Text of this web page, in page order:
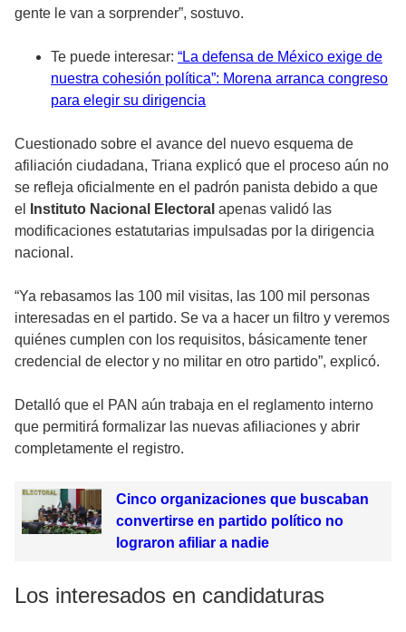
gente le van a sorprender”, sostuvo.
Te puede interesar: “La defensa de México exige de
nuestra cohesión política”: Morena arranca congreso
para elegir su dirigencia
Cuestionado sobre el avance del nuevo esquema de
afiliación ciudadana, Triana explicó que el proceso aún no
se refleja oficialmente en el padrón panista debido a que
el
Instituto Nacional Electoral apenas validó las
modificaciones estatutarias impulsadas por la dirigencia
nacional.
“Ya rebasamos las 100 mil visitas, las 100 mil personas
interesadas en el partido. Se va a hacer un filtro y veremos
quiénes cumplen con los requisitos, básicamente tener
credencial de elector y no militar en otro partido”, explicó.
Detalló que el PAN aún trabaja en el reglamento interno
que permitirá formalizar las nuevas afiliaciones y abrir
completamente el registro.
Cinco organizaciones que buscaban
convertirse en partido político no
lograron afiliar a nadie
Los interesados en candidaturas